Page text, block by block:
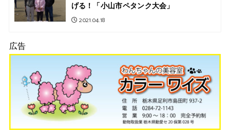
げる！「小山市ペタンク大会」
2021.04.18
広告